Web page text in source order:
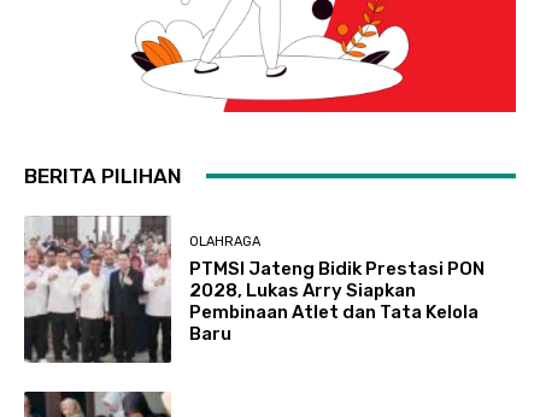
BERITA PILIHAN
OLAHRAGA
PTMSI Jateng Bidik Prestasi PON
2028, Lukas Arry Siapkan
Pembinaan Atlet dan Tata Kelola
Baru